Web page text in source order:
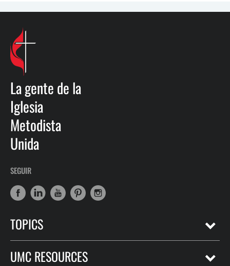
La gente de la
Iglesia
Metodista
Unida
SEGUIR
TOPICS
UMC RESOURCES